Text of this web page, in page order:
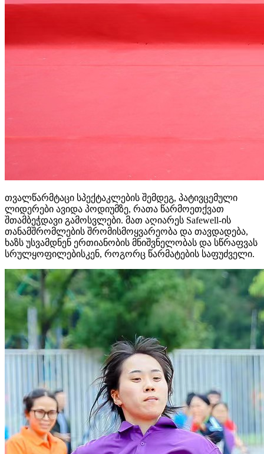
თვალწარმტაცი სპექტაკლების შემდეგ, პატივცემული
ლიდერები ავიდა პოდიუმზე, რათა წარმოეთქვათ
შთამბეჭდავი გამოსვლები. მათ აღიარეს Safewell-ის
თანამშრომლების შრომისმოყვარეობა და თავდადება,
ხაზს უსვამდნენ ერთიანობის მნიშვნელობას და სწრაფვას
სრულყოფილებისკენ, როგორც წარმატების საფუძველი.